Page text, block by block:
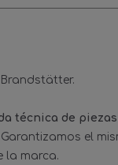
técnica de piezas
Garantizamos el
la marca.